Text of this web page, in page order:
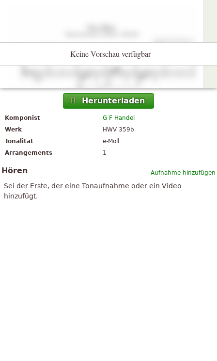
Keine Vorschau verfügbar
Herunterladen
Komponist
G F Handel
Werk
HWV 359b
Tonalität
e-Moll
Arrangements
1
Aufnahme hinzufügen
Hören
Sei der Erste, der eine Tonaufnahme oder ein Video
hinzufügt.